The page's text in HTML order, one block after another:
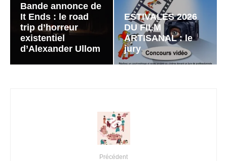
Bande annonce de
It Ends : le road
trip d’horreur
existentiel
d’Alexander Ullom
ESTIVALES 2026
DU FILM
ARTISANAL : le
jury
Précédent